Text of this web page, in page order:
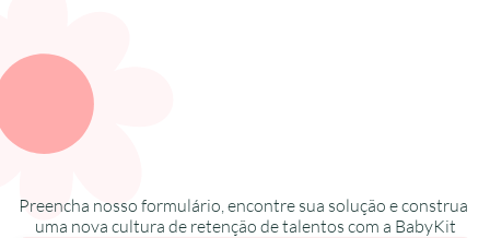
Preencha nosso formulário, encontre sua solução e construa
uma nova cultura de retenção de talentos com a BabyKit